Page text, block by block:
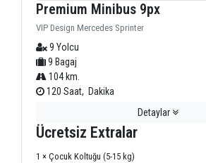
Premium Minibus 9px
VIP Design Mercedes Sprinter
9 Yolcu
9 Bagaj
104 km.
120 Saat, Dakika
Detaylar
Ücretsiz Extralar
1 × Çocuk Koltuğu (5-15 kg)